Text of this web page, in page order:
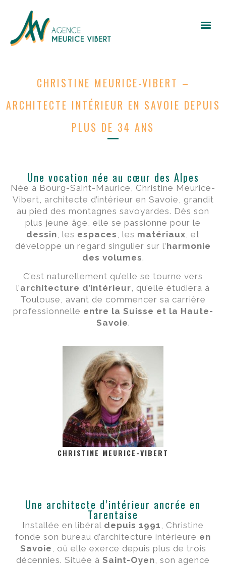
CHRISTINE MEURICE-VIBERT –
ARCHITECTE INTÉRIEUR EN SAVOIE DEPUIS
PLUS DE 34 ANS
Une vocation née au cœur des Alpes
Née à Bourg-Saint-Maurice, Christine Meurice-
Vibert, architecte d’intérieur en Savoie, grandit
au pied des montagnes savoyardes. Dès son
plus jeune âge, elle se passionne pour le
dessin , les espaces , les matériaux , et
développe un regard singulier sur l’harmonie
des volumes.
C’est naturellement qu’elle se tourne vers
l’architecture d’intérieur, qu’elle étudiera à
Toulouse, avant de commencer sa carrière
professionnelle entre la Suisse et la Haute-
Savoie.
CHRISTINE MEURICE-VIBERT
Une architecte d’intérieur ancrée en
Tarentaise
Installée en libéral depuis 1991 , Christine
fonde son bureau d’architecture intérieure en
Savoie , où elle exerce depuis plus de trois
décennies. Située à Saint-Oyen, son agence